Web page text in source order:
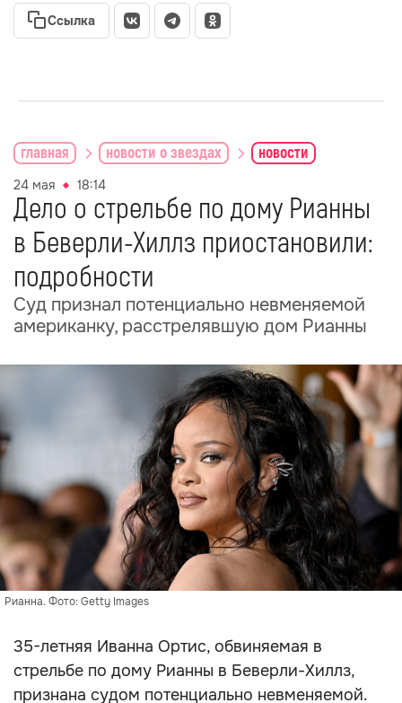
Ссылка
главная новости о звездах новости
24 мая 18:14
Дело о стрельбе по дому Рианны
в Беверли-Хиллз приостановили:
подробности
Суд признал потенциально невменяемой
американку, расстрелявшую дом Рианны
Рианна. Фото: Getty Images
35-летняя Иванна Ортис, обвиняемая в
стрельбе по дому Рианны в Беверли-Хиллз,
признана судом потенциально невменяемой.